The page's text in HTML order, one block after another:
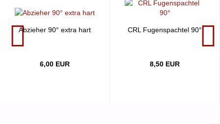
Abzieher 90° extra hart
6,00 EUR
CRL Fugenspachtel 90°
8,50 EUR